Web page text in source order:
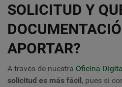
SOLICITUD Y
APORTAR?
A través de nuestra Oficina
solicitud es más fácil, pues si